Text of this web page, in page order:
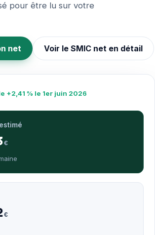
pour être lu sur votre
net Voir le SMIC net en détail
+2,41 % le 1er juin 2026
€
€